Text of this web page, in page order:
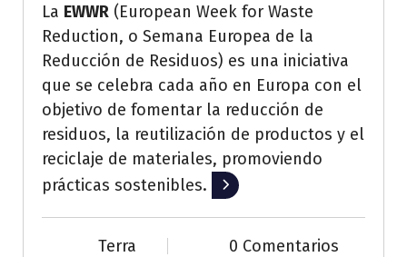
La EWWR (European Week for Waste
Reduction, o Semana Europea de la
Reducción de Residuos) es una iniciativa
que se celebra cada año en Europa con el
objetivo de fomentar la reducción de
residuos, la reutilización de productos y el
reciclaje de materiales, promoviendo
prácticas sostenibles.
Leer más
Terra 0 Comentarios